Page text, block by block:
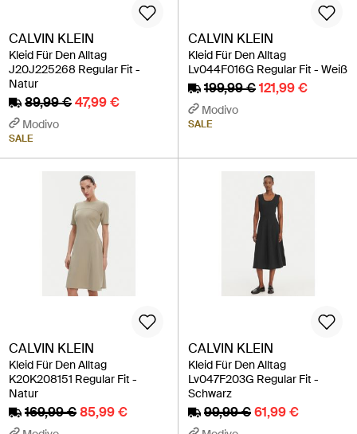
CALVIN KLEIN
Kleid Für Den Alltag
J20J225268 Regular Fit -
Natur
89,99 €47,99 €
Modivo
SALE
CALVIN KLEIN
Kleid Für Den Alltag
Lv044F016G Regular Fit - Weiß
199,99 €121,99 €
Modivo
SALE
CALVIN KLEIN
Kleid Für Den Alltag
K20K208151 Regular Fit -
Natur
169,99 €85,99 €
CALVIN KLEIN
Kleid Für Den Alltag
Lv047F203G Regular Fit -
Schwarz
99,99 €61,99 €